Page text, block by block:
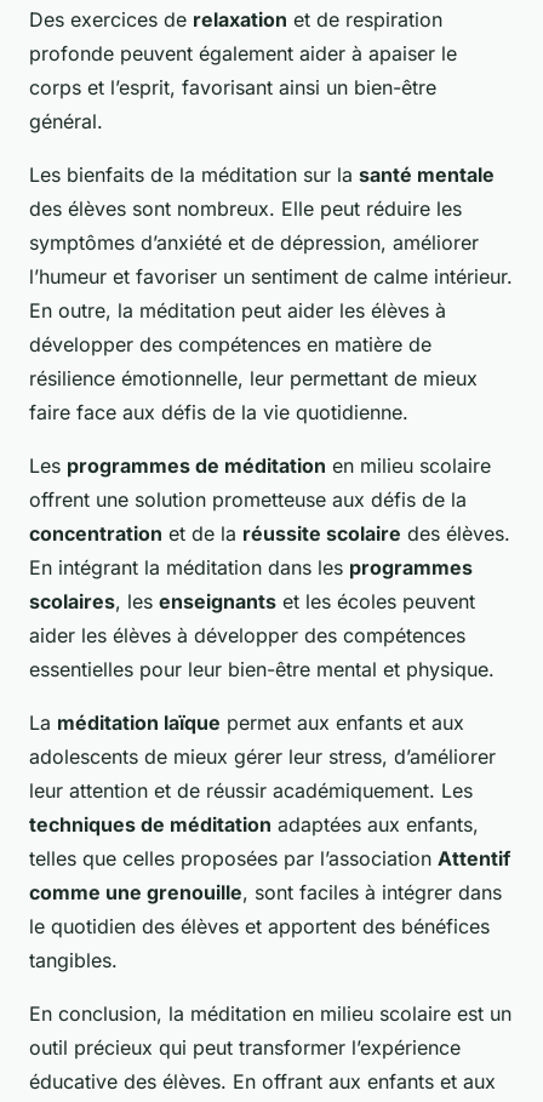
Des exercices de relaxation et de respiration
profonde peuvent également aider à apaiser le
corps et l’esprit, favorisant ainsi un bien-être
général.
Les bienfaits de la méditation sur la santé mentale
des élèves sont nombreux. Elle peut réduire les
symptômes d’anxiété et de dépression, améliorer
l’humeur et favoriser un sentiment de calme intérieur.
En outre, la méditation peut aider les élèves à
développer des compétences en matière de
résilience émotionnelle, leur permettant de mieux
faire face aux défis de la vie quotidienne.
Les programmes de méditation en milieu scolaire
offrent une solution prometteuse aux défis de la
concentration et de la réussite scolaire des élèves.
En intégrant la méditation dans les programmes
scolaires, les enseignants et les écoles peuvent
aider les élèves à développer des compétences
essentielles pour leur bien-être mental et physique.
La méditation laïque permet aux enfants et aux
adolescents de mieux gérer leur stress, d’améliorer
leur attention et de réussir académiquement. Les
techniques de méditation adaptées aux enfants,
telles que celles proposées par l’association Attentif
comme une grenouille, sont faciles à intégrer dans
le quotidien des élèves et apportent des bénéfices
tangibles.
En conclusion, la méditation en milieu scolaire est un
outil précieux qui peut transformer l’expérience
éducative des élèves. En offrant aux enfants et aux